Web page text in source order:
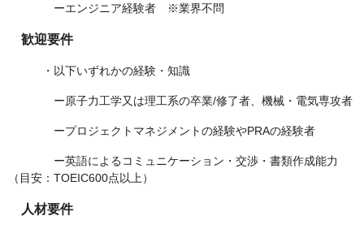
ーエンジニア経験者 ※業界不問
歓迎要件
・以下いずれかの経験・知識
ー原子力工学又は理工系の卒業/修了者、機械・電気専攻者
ープロジェクトマネジメントの経験やPRAの経験者
ー英語によるコミュニケーション・交渉・書類作成能力
（目安：TOEIC600点以上）
人材要件